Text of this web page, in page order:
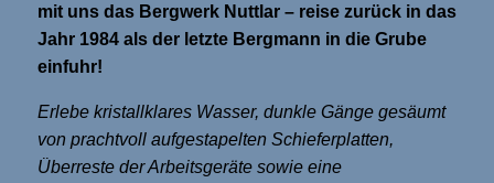
mit uns das Bergwerk Nuttlar – reise zurück in das
Jahr 1984 als der letzte Bergmann in die Grube
einfuhr!
Erlebe kristallklares Wasser, dunkle Gänge gesäumt
von prachtvoll aufgestapelten Schieferplatten,
Überreste der Arbeitsgeräte sowie eine